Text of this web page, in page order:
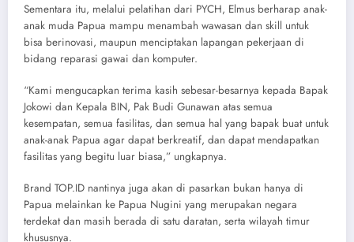
Sementara itu, melalui pelatihan dari PYCH, Elmus berharap anak-
anak muda Papua mampu menambah wawasan dan skill untuk
bisa berinovasi, maupun menciptakan lapangan pekerjaan di
bidang reparasi gawai dan komputer.
“Kami mengucapkan terima kasih sebesar-besarnya kepada Bapak
Jokowi dan Kepala BIN, Pak Budi Gunawan atas semua
kesempatan, semua fasilitas, dan semua hal yang bapak buat untuk
anak-anak Papua agar dapat berkreatif, dan dapat mendapatkan
fasilitas yang begitu luar biasa,” ungkapnya.
Brand TOP.ID nantinya juga akan di pasarkan bukan hanya di
Papua melainkan ke Papua Nugini yang merupakan negara
terdekat dan masih berada di satu daratan, serta wilayah timur
khususnya.